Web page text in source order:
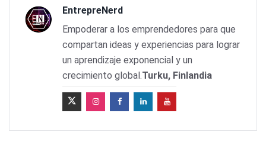
EntrepreNerd
Empoderar a los emprendedores para que
compartan ideas y experiencias para lograr
un aprendizaje exponencial y un
crecimiento global.Turku, Finlandia